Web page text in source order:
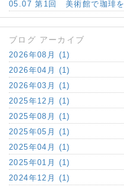
05.07 第1回 美術館で珈琲を
ブログ アーカイブ
2026年08月 (1)
2026年04月 (1)
2026年03月 (1)
2025年12月 (1)
2025年08月 (1)
2025年05月 (1)
2025年04月 (1)
2025年01月 (1)
2024年12月 (1)